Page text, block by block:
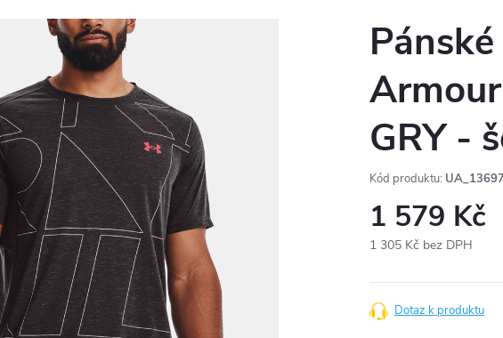
GRY -
Kód produktu:
1 579 Kč
1 305 Kč bez DPH
cena:
Dotaz k produktu